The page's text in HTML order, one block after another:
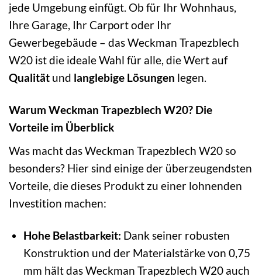
jede Umgebung einfügt. Ob für Ihr Wohnhaus,
Ihre Garage, Ihr Carport oder Ihr
Gewerbegebäude – das Weckman Trapezblech
W20 ist die ideale Wahl für alle, die Wert auf
Qualität und langlebige Lösungen legen.
Warum Weckman Trapezblech W20? Die
Vorteile im Überblick
Was macht das Weckman Trapezblech W20 so
besonders? Hier sind einige der überzeugendsten
Vorteile, die dieses Produkt zu einer lohnenden
Investition machen:
Hohe Belastbarkeit: Dank seiner robusten
Konstruktion und der Materialstärke von 0,75
mm hält das Weckman Trapezblech W20 auch